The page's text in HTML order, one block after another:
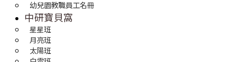
幼兒園教職員工名冊
中研寶貝窩
星星班
月亮班
太陽班